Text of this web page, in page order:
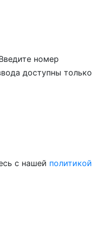
номер
доступны только
с нашей политикой